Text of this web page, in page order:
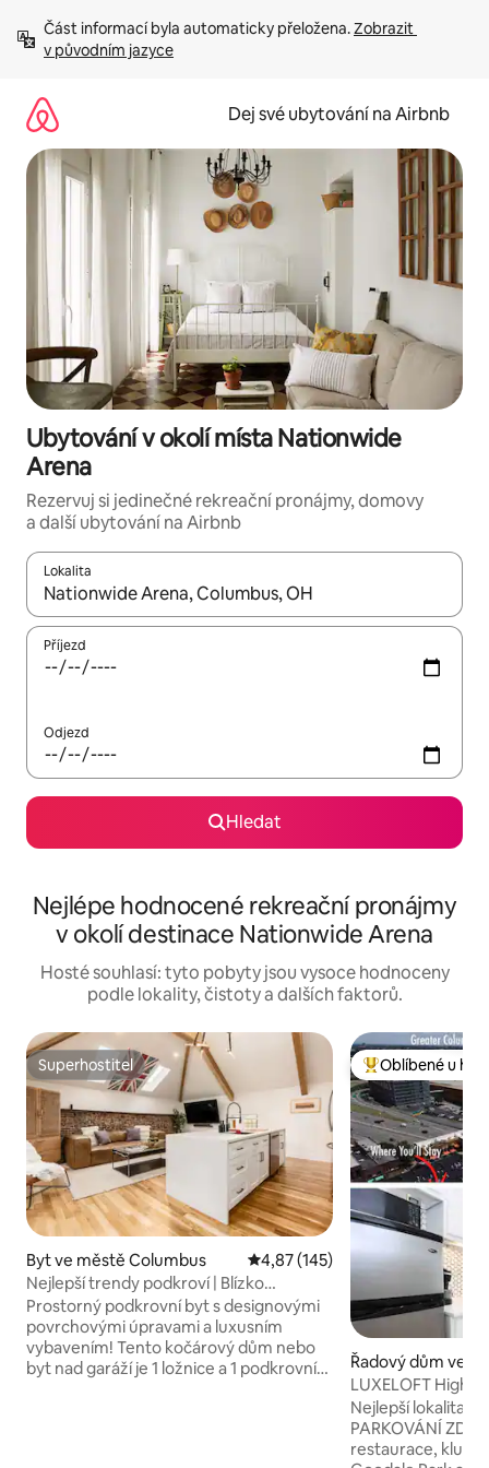
obsah
Část informací byla automaticky přeložena. Zobrazit
v původním jazyce
Dej své ubytování na Airbnb
Ubytování v okolí místa Nationwide
Arena
Rezervuj si jedinečné rekreační pronájmy, domovy
a další ubytování na Airbnb
Lokalita
Až budou výsledky k dispozici, můžeš si je procházet pomocí
Příjezd
Odjezd
Hledat
Nejlépe hodnocené rekreační pronájmy
v okolí destinace Nationwide Arena
Hosté souhlasí: tyto pobyty jsou vysoce hodnoceny
podle lokality, čistoty a dalších faktorů.
Superhostitel
Superhostitel
Byt ve městě Columbus Průměrné hodnocení 4,87 z 5,
4,87 (145)
Nejlepší trendy podkroví | Blízko
kampusu OSU
Prostorný podkrovní byt s designovými
povrchovými úpravami a luxusním
vybavením! Tento kočárový dům nebo
byt nad garáží je 1 ložnice a 1 podkrovní
Nejlepší v
Oblíbené u
Řadový dům ve
mbus
LUXELOFT High
parkování Střešní
Nejlepší lokalita v
PARKOVÁNÍ
restaurace,